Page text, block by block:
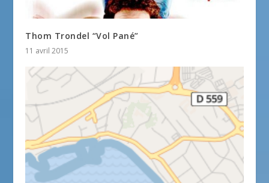
Thom Trondel “Vol Pané”
11 avril 2015